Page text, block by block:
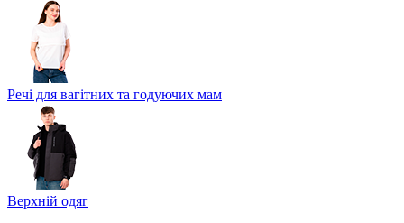
Речі для вагітних та годуючих мам
Верхній одяг